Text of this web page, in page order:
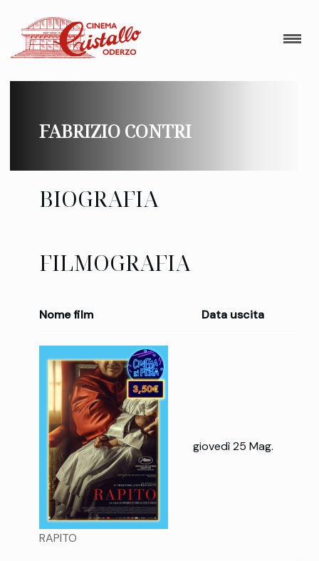
FABRIZIO CONTRI
BIOGRAFIA
FILMOGRAFIA
Nome film Data uscita
RAPITO
giovedì 25 Mag.